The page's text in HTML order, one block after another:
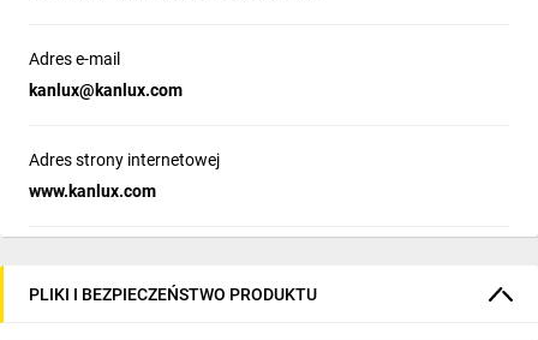
Adres e-mail
kanlux@kanlux.com
Adres strony internetowej
www.kanlux.com
PLIKI I BEZPIECZEŃSTWO PRODUKTU